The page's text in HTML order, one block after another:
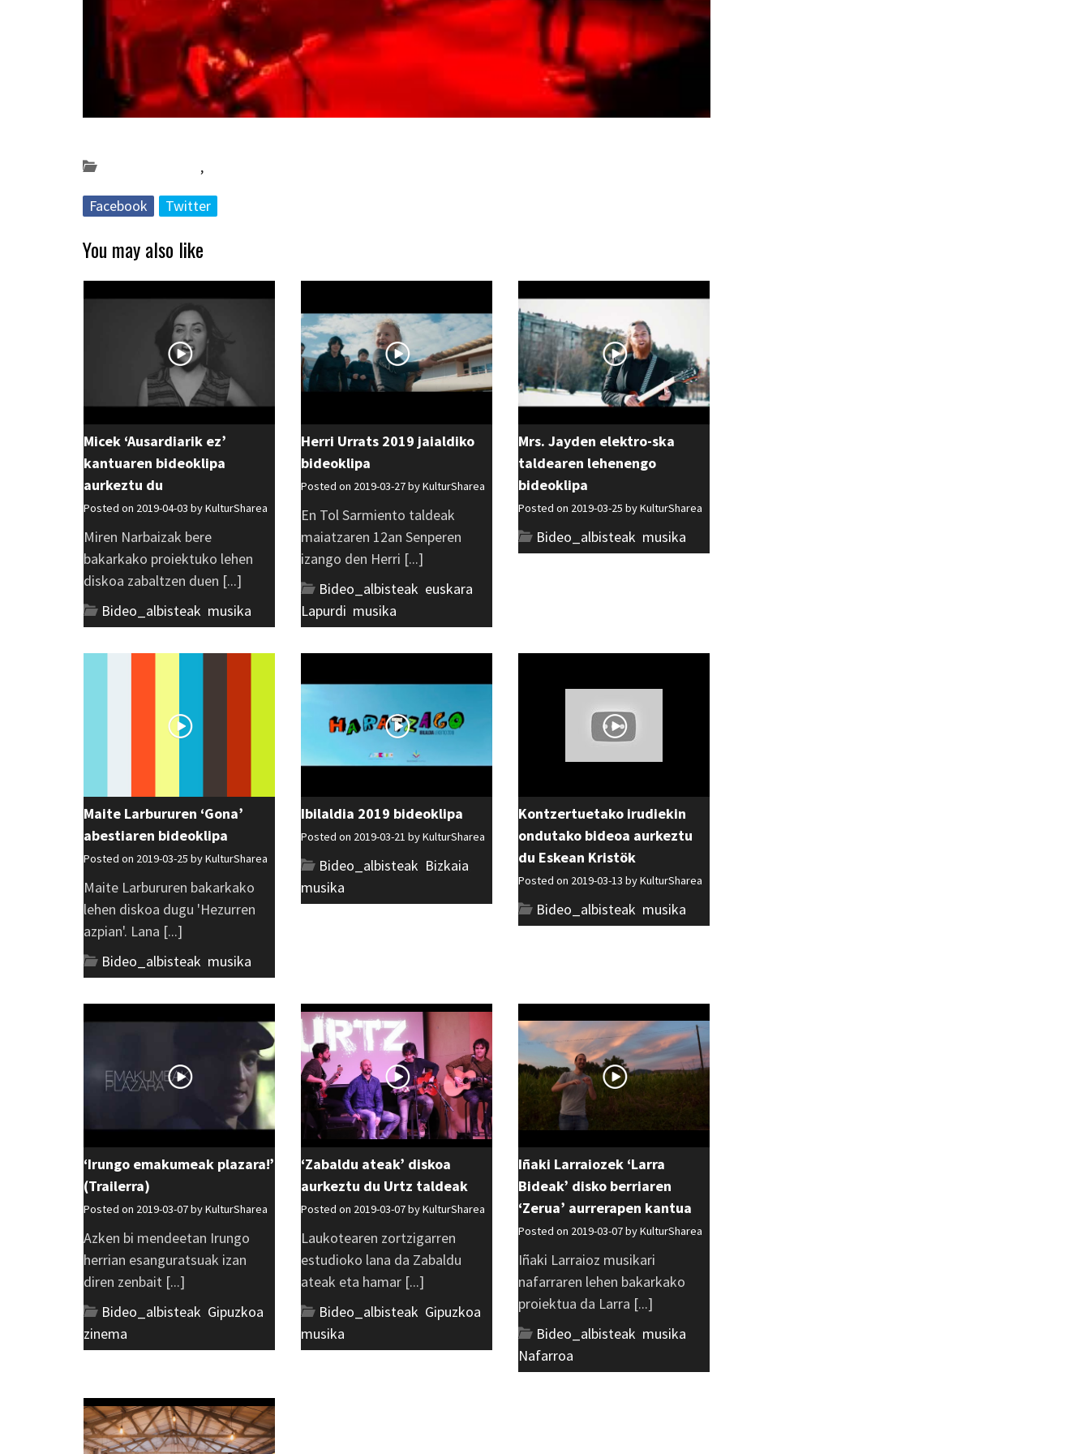
,
Facebook Twitter
You may also like
Micek ‘Ausardiarik ez’
kantuaren bideoklipa
aurkeztu du
Posted on 2019-04-03 byKulturSharea
Miren Narbaizak bere
bakarkako proiektuko lehen
diskoa zabaltzen duen [...]
Bideo_albisteak musika
Herri Urrats 2019 jaialdiko
bideoklipa
Posted on 2019-03-27 byKulturSharea
En Tol Sarmiento taldeak
maiatzaren 12an Senperen
izango den Herri [...]
Bideo_albisteak euskara
Lapurdi musika
Mrs. Jayden elektro-ska
taldearen lehenengo
bideoklipa
Posted on 2019-03-25 byKulturSharea
Bideo_albisteak musika
Maite Larbururen ‘Gona’
abestiaren bideoklipa
Posted on 2019-03-25 byKulturSharea
Maite Larbururen bakarkako
lehen diskoa dugu 'Hezurren
azpian'. Lana [...]
Bideo_albisteak musika
Ibilaldia 2019 bideoklipa
Posted on 2019-03-21 byKulturSharea
Bideo_albisteak Bizkaia
musika
Kontzertuetako irudiekin
ondutako bideoa aurkeztu
du Eskean Kristök
Posted on 2019-03-13 byKulturSharea
Bideo_albisteak musika
‘Irungo emakumeak plazara!’
(Trailerra)
Posted on 2019-03-07 byKulturSharea
Azken bi mendeetan Irungo
herrian esanguratsuak izan
diren zenbait [...]
Bideo_albisteak Gipuzkoa
zinema
‘Zabaldu ateak’ diskoa
aurkeztu du Urtz taldeak
Posted on 2019-03-07 byKulturSharea
Laukotearen zortzigarren
estudioko lana da Zabaldu
ateak eta hamar [...]
Bideo_albisteak Gipuzkoa
musika
Iñaki Larraiozek ‘Larra
Bideak’ disko berriaren
‘Zerua’ aurrerapen kantua
Posted on 2019-03-07 byKulturSharea
Iñaki Larraioz musikari
nafarraren lehen bakarkako
proiektua da Larra [...]
Bideo_albisteak musika
Nafarroa